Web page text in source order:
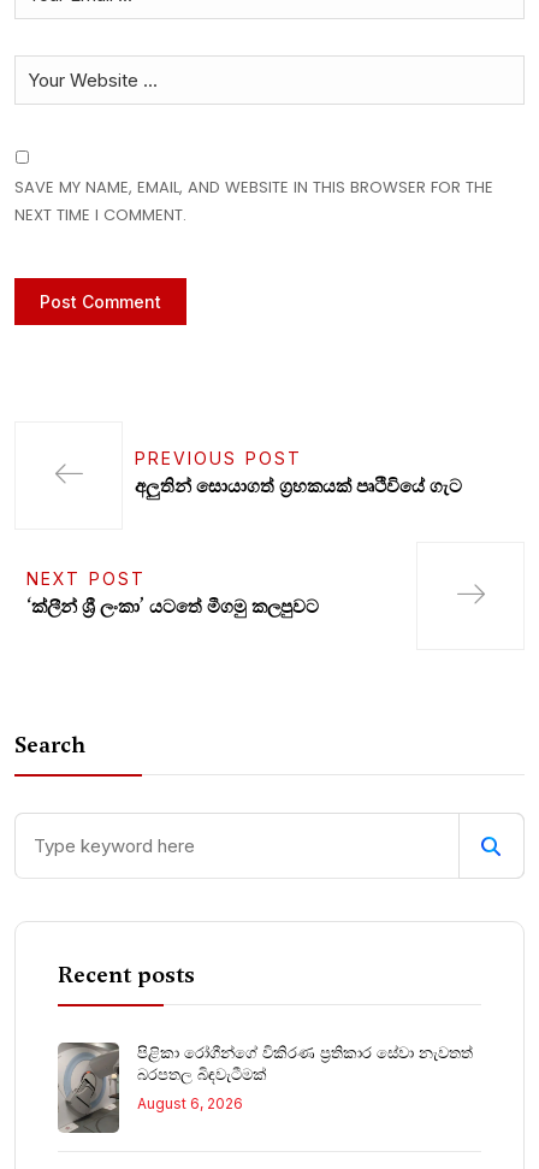
SAVE MY NAME, EMAIL, AND WEBSITE IN THIS BROWSER FOR THE
NEXT TIME I COMMENT.
PREVIOUS POST
අලුතින් සොයාගත් ග්‍රහකයක් පෘථිවියේ ගැට
NEXT POST
‘ක්ලීන් ශ්‍රී ලංකා’ යටතේ මීගමු කලපුවට
Search
Recent posts
පිළිකා රෝගීන්ගේ විකිරණ ප්‍රතිකාර සේවා නැවතත්
බරපතල බිඳවැටීමක්
August 6, 2026